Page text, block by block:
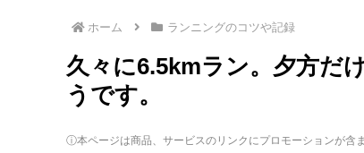
ホーム ランニングのコツや記録
久々に6.5kmラン。夕方だ
うです。
ⓘ本ページは商品、サービスのリンクにプロモーションが含